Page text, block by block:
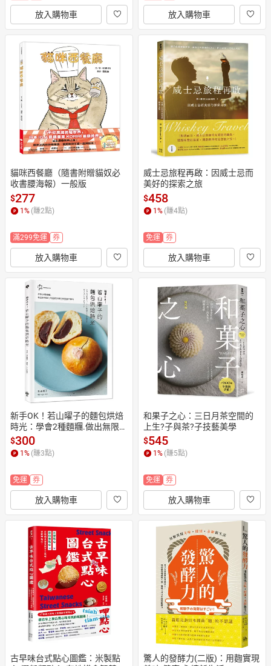
放入購物車 放入購物車
貓咪西餐廳（隨書附贈貓奴必
收書腰海報）一般版
$277
1% (賺2點)
滿299免運 券
放入購物車
威士忌旅程再啟：因威士忌而
美好的探索之旅
$458
1% (賺4點)
免運 券
放入購物車
新手OK！若山曜子的麵包烘焙
時光：學會2種麵糰.做出無限變
化
$300
1 % (賺3點)
免運 券
放入購物車
和果子之心：三日月茶空間的
上生?子與茶?子技藝美學
$545
1 % (賺5點)
免運 券
放入購物車
古早味台式點心圖鑑：米製點
驚人的發酵力(二版)：用麴實現